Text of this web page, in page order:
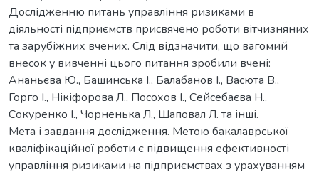
Дослідженню питань управління ризиками в
діяльності підприємств присвячено роботи вітчизняних
та зарубіжних вчених. Слід відзначити, що вагомий
внесок у вивченні цього питання зробили вчені:
Ананьєва Ю., Башинська І., Балабанов І., Васюта В.,
Горго І., Нікіфорова Л., Посохов І., Сейсебаєва Н.,
Сокуренко І., Чорненька Л., Шаповал Л. та інші.
Мета і завдання дослідження. Метою бакалаврської
кваліфікаційної роботи є підвищення ефективності
управління ризиками на підприємствах з урахуванням